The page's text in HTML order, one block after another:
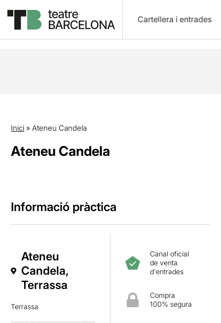
Cartellera i entrades
Inici »Ateneu Candela
Ateneu Candela
Informació pràctica
Ateneu
Candela,
Terrassa
Terrassa
Canal oficial
de venta
d'entrades
Compra
100% segura